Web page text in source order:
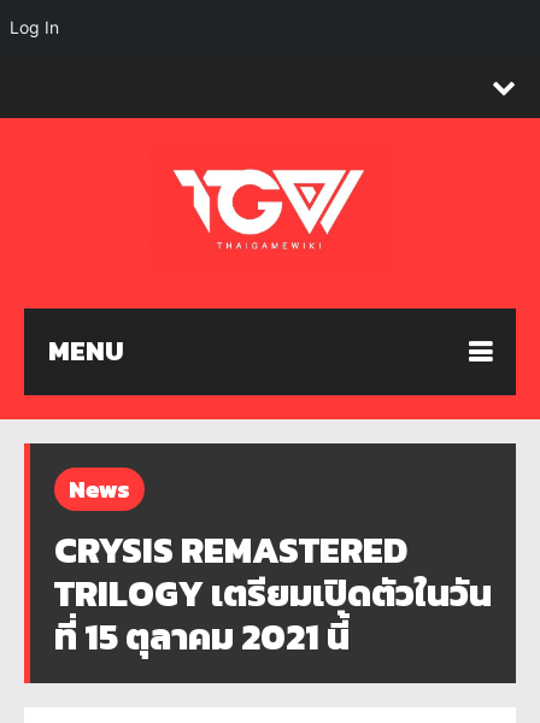
MENU
News
CRYSIS REMASTERED
TRILOGY เตรียมเปิดตัวในวัน
ที่ 15 ตุลาคม 2021 นี้
Log In